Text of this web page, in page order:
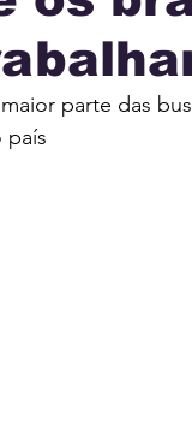
parte das
país